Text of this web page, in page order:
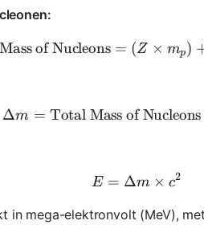
of Nucleons = (Z × mp)
\Delta m
Δm = Total Mass of Nucleons
E =
E = Δm × c2
in mega-elektronvolt (MeV),
931.5 \, \text{MeV}